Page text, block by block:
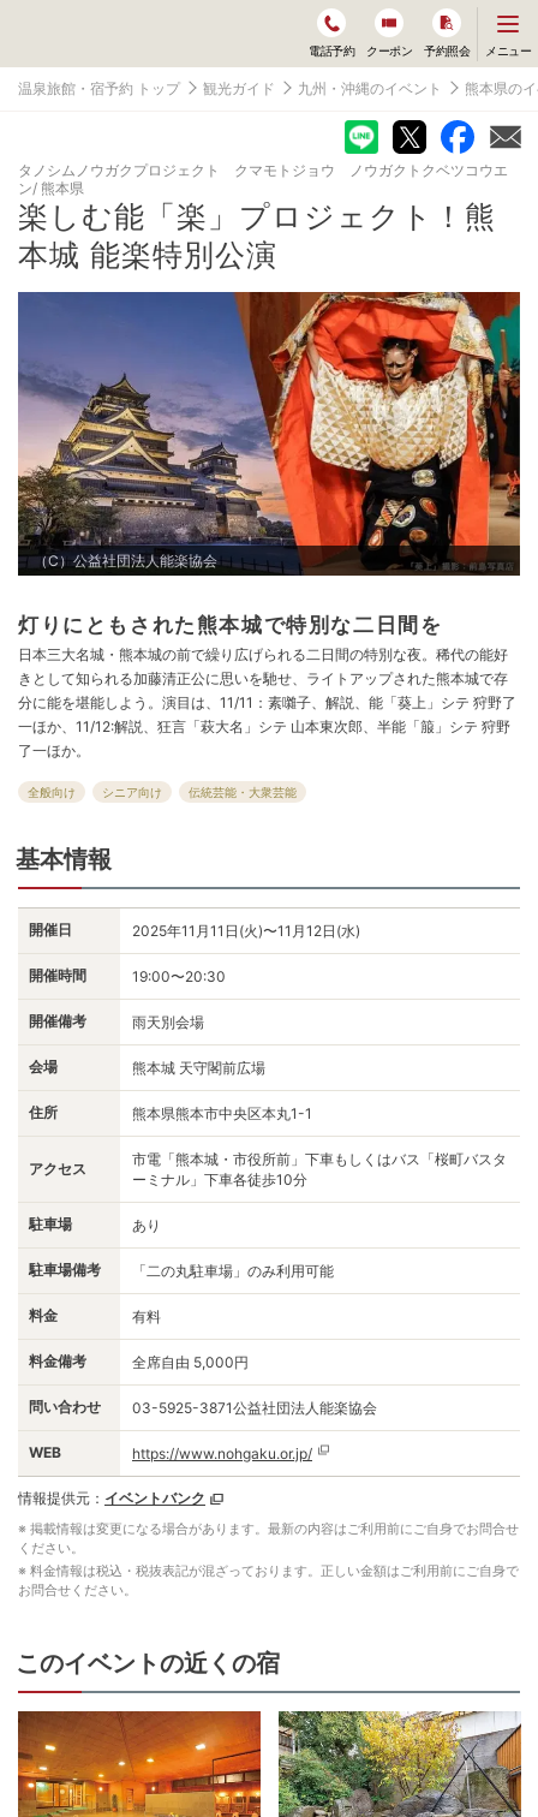
電話予約 クーポン 予約照会
ニ
ー
開
く
メニュー
温泉旅館・宿予約 トップ 観光ガイド 九州・沖縄のイベント 熊本県の
タノシムノウガクプロジェクト クマモトジョウ ノウガクトクベツコウエ
ン 熊本県
楽しむ能「楽」プロジェクト！熊
本城 能楽特別公演
（C）公益社団法人能楽協会
灯りにともされた熊本城で特別な二日間を
日本三大名城・熊本城の前で繰り広げられる二日間の特別な夜。稀代の能好
きとして知られる加藤清正公に思いを馳せ、ライトアップされた熊本城で存
分に能を堪能しよう。演目は、11/11：素囃子、解説、能「葵上」シテ 狩野了
一ほか、11/12:解説、狂言「萩大名」シテ 山本東次郎、半能「箙」シテ 狩野
了一ほか。
全般向け シニア向け 伝統芸能・大衆芸能
基本情報
開催日 2025年11月11日(火)〜11月12日(水)
開催時間 19:00〜20:30
開催備考 雨天別会場
会場 熊本城 天守閣前広場
住所 熊本県熊本市中央区本丸1-1
アクセス
市電「熊本城・市役所前」下車もしくはバス「桜町バスタ
ーミナル」下車各徒歩10分
駐車場 あり
駐車場備考 「二の丸駐車場」のみ利用可能
料金 有料
料金備考 全席自由 5,000円
問い合わせ 03-5925-3871公益社団法人能楽協会
WEB https://www.nohgaku.or.jp/
情報提供元： イベントバンク
※ 掲載情報は変更になる場合があります。最新の内容はご利用前にご自身でお問合せ
ください。
※ 料金情報は税込・税抜表記が混ざっております。正しい金額はご利用前にご自身で
お問合せください。
このイベントの近くの宿